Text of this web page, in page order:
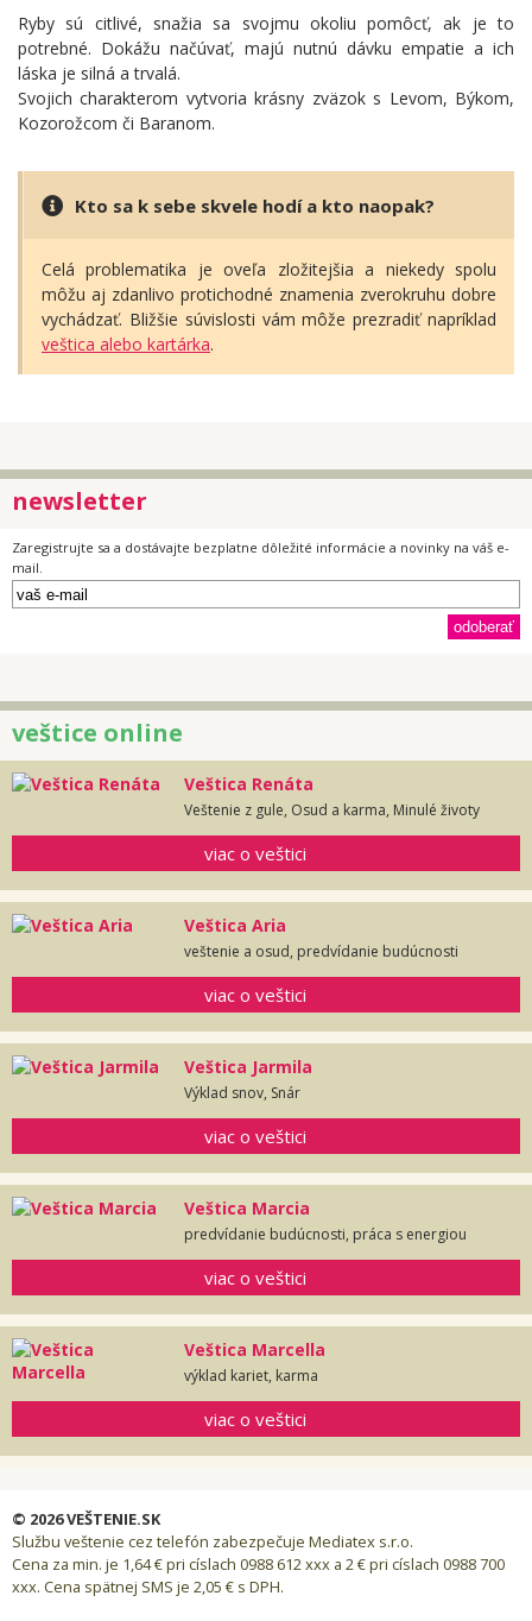
Ryby sú citlivé, snažia sa svojmu okoliu pomôcť, ak je to
potrebné. Dokážu načúvať, majú nutnú dávku empatie a ich
láska je silná a trvalá.
Svojich charakterom vytvoria krásny zväzok s Levom, Býkom,
Kozorožcom či Baranom.
Kto sa k sebe skvele hodí a kto naopak?
Celá problematika je oveľa zložitejšia a niekedy spolu
môžu aj zdanlivo protichodné znamenia zverokruhu dobre
vychádzať. Bližšie súvislosti vám môže prezradiť napríklad
veštica alebo kartárka.
newsletter
Zaregistrujte sa a dostávajte bezplatne dôležité informácie a novinky na váš e-
mail.
veštice online
Veštica Renáta
Veštenie z gule, Osud a karma, Minulé životy
viac o veštici
Veštica Aria
veštenie a osud, predvídanie budúcnosti
viac o veštici
Veštica Jarmila
Výklad snov, Snár
viac o veštici
Veštica Marcia
predvídanie budúcnosti, práca s energiou
viac o veštici
Veštica Marcella
výklad kariet, karma
viac o veštici
© 2026 VEŠTENIE.SK
Službu veštenie cez telefón zabezpečuje Mediatex s.r.o.
Cena za min. je 1,64 € pri císlach 0988 612 xxx a 2 € pri císlach 0988 700
xxx. Cena spätnej SMS je 2,05 € s DPH.